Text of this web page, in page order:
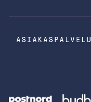
ASIAKASPALVELU